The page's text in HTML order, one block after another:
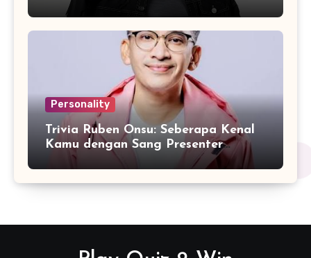
Personality
Trivia Ruben Onsu: Seberapa Kenal
Kamu dengan Sang Presenter
Serbabisa?